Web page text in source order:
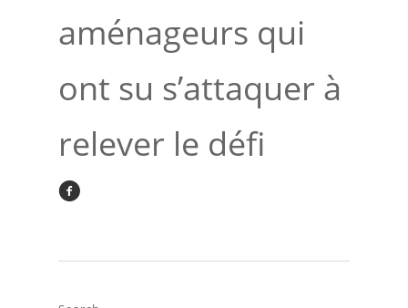
aménageurs qui
ont su s’attaquer à
relever le défi